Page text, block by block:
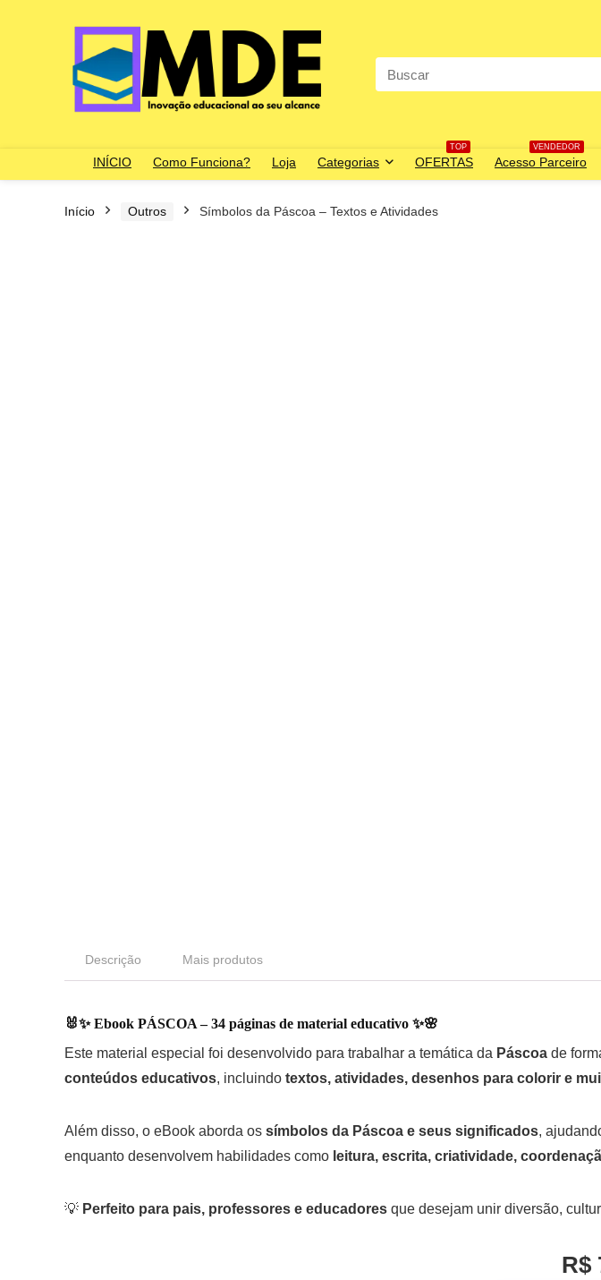
Search
for:
INÍCIO Como Funciona? Loja Categorias
TOP
OFERTAS
VENDEDOR
Acesso Parceiro
Início Outros Símbolos da Páscoa – Textos e Atividades
Descrição Mais produtos
🐰✨Ebook PÁSCOA – 34 páginas de material educativo ✨🌸
Este material especial foi desenvolvido para trabalhar a temática da Páscoa de
conteúdos educativos, incluindo textos, atividades, desenhos para colorir e
Além disso, o eBook aborda os símbolos da Páscoa e seus significados,
enquanto desenvolvem habilidades como leitura, escrita, criatividade,
💡 Perfeito para pais, professores e educadores que desejam unir diversão,
R$